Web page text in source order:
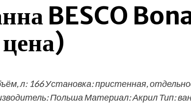
BESCO
л: 166 Установка: пристенная,
Польша Материал: Акрил Тип: